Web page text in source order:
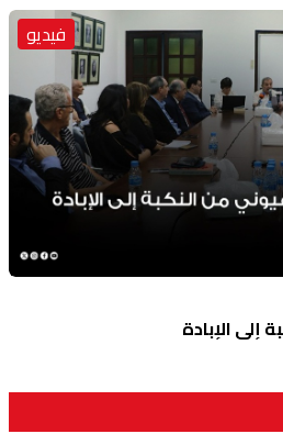
فيديو
إلى الإبادة